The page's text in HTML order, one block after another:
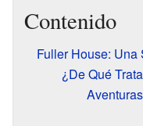
Contenido
Fuller House:
¿De Qué